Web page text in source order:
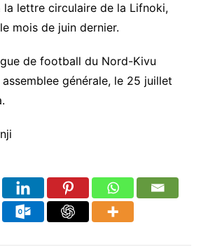
la lettre circulaire de la Lifnoki,
mois de juin dernier.
de football du Nord-Kivu
générale, le 25 juillet